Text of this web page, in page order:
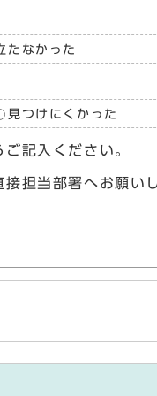
たなかった
見つけにくかった
記入ください。
接担当部署へお願